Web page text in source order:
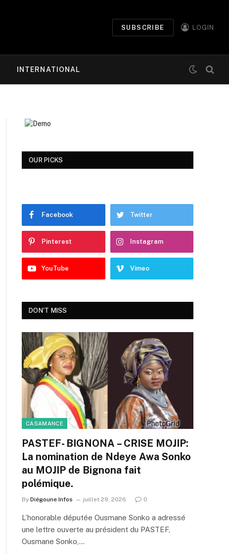
SUBSCRIBE LOGIN
INTERNATIONAL
OUR PICKS
Facebook Twitter
Pinterest Instagram
YouTube Vimeo
DON'T MISS
CASAMANCE
PASTEF- BIGNONA – CRISE MOJIP:
La nomination de Ndeye Awa Sonko
au MOJIP de Bignona fait
polémique.
By Diégoune Infos juillet 29, 2026 0
L’honorable députée Ousmane Sonko a adressé
une lettre ouverte au président du PASTEF,
Ousmane Sonko,…